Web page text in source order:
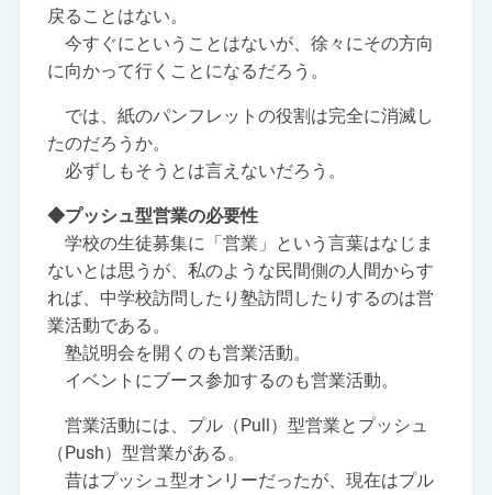
戻ることはない。
今すぐにということはないが、徐々にその方向
に向かって行くことになるだろう。
では、紙のパンフレットの役割は完全に消滅し
たのだろうか。
必ずしもそうとは言えないだろう。
◆プッシュ型営業の必要性
学校の生徒募集に「営業」という言葉はなじま
ないとは思うが、私のような民間側の人間からす
れば、中学校訪問したり塾訪問したりするのは営
業活動である。
塾説明会を開くのも営業活動。
イベントにブース参加するのも営業活動。
営業活動には、プル（Pull）型営業とプッシュ
（Push）型営業がある。
昔はプッシュ型オンリーだったが、現在はプル